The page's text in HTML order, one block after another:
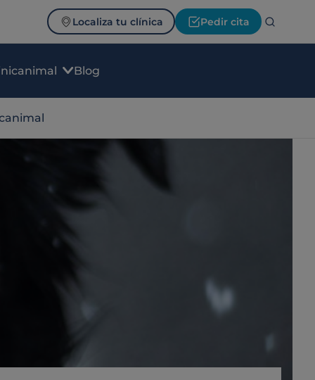
Localiza tu clínica Pedir cita
Blog